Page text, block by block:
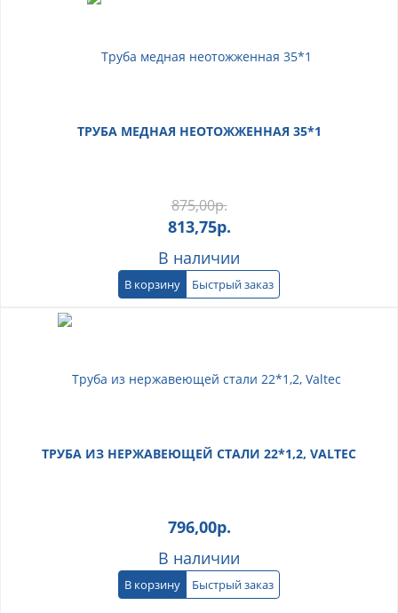
ТРУБА МЕДНАЯ НЕОТОЖЖЕННАЯ 35*1
875,00р.
813,75р.
В наличии
В корзину Быстрый заказ
ТРУБА ИЗ НЕРЖАВЕЮЩЕЙ СТАЛИ 22*1,2, VALTEC
796,00р.
В наличии
В корзину Быстрый заказ